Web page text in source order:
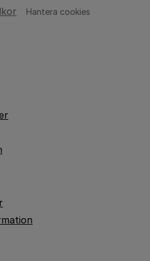
Hantera cookies